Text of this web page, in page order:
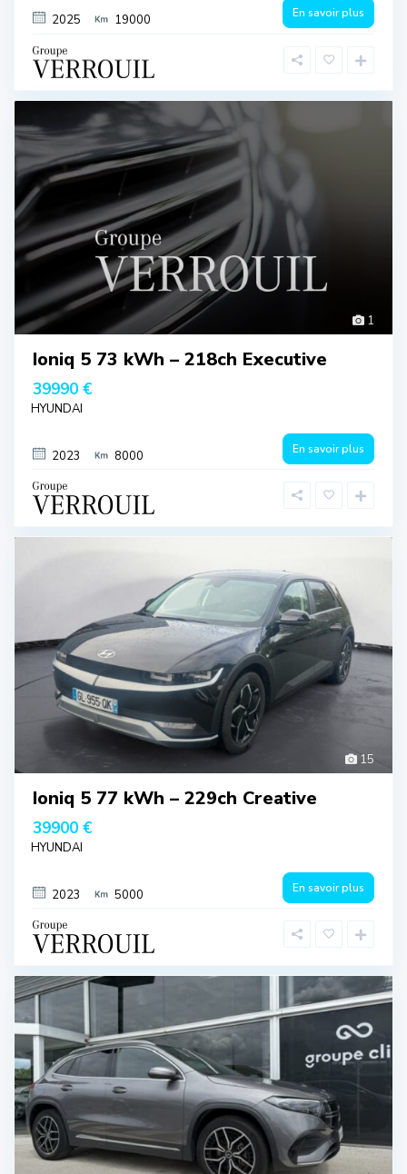
2025 19000 En savoir plus
1
Ioniq 5 73 kWh – 218ch Executive
39990 €
HYUNDAI
2023 8000 En savoir plus
15
Ioniq 5 77 kWh – 229ch Creative
39900 €
HYUNDAI
2023 5000 En savoir plus